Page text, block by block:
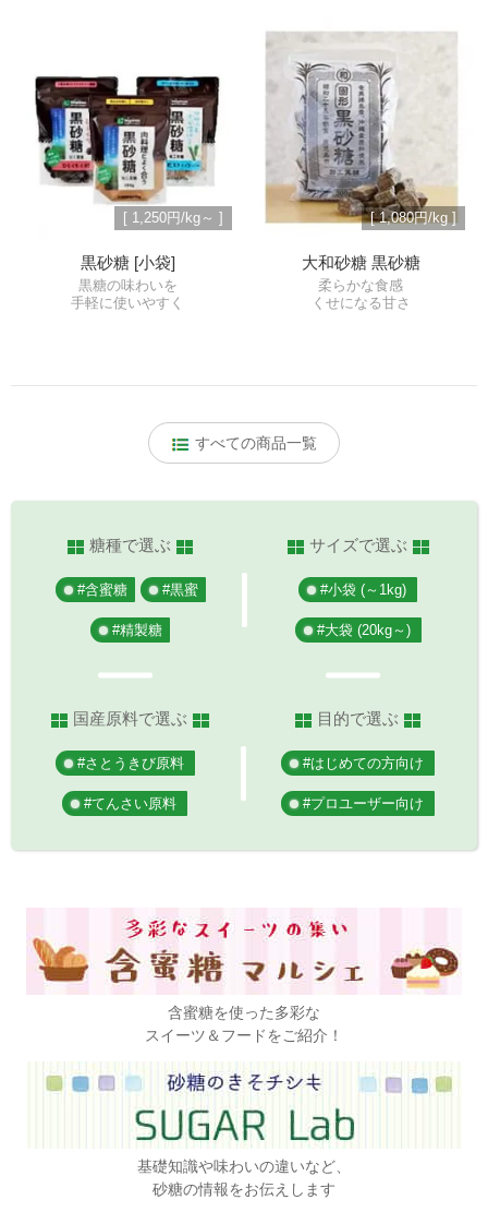
黒砂糖 [小袋]
黒糖の味わいを
手軽に使いやすく
[ 1,250円/kg～ ]
大和砂糖 黒砂糖
柔らかな食感
くせになる甘さ
[ 1,080円/kg ]
すべての商品一覧
糖種で選ぶ
#含蜜糖 #黒蜜
#精製糖
サイズで選ぶ
#小袋 (～1kg)
#大袋 (20kg～)
国産原料で選ぶ
#さとうきび原料
#てんさい原料
目的で選ぶ
#はじめての方向け
#プロユーザー向け
含蜜糖を使った多彩な
スイーツ＆フードをご紹介！
基礎知識や味わいの違いなど、
砂糖の情報をお伝えします